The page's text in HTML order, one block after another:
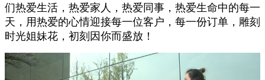
们热爱生活，热爱家人，热爱同事，热爱生命中的每一
天，用热爱的心情迎接每一位客户，每一份订单，雕刻
时光姐妹花，初刻因你而盛放！